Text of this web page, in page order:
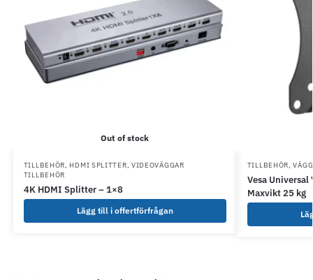
Out of stock
TILLBEHÖR, HDMI SPLITTER, VIDEOVÄGGAR
TILLBEHÖR
4K HDMI Splitter – 1×8
Lägg till i offertförfrågan
TILLBEHÖR,
Vesa
Maxvikt 25 kg